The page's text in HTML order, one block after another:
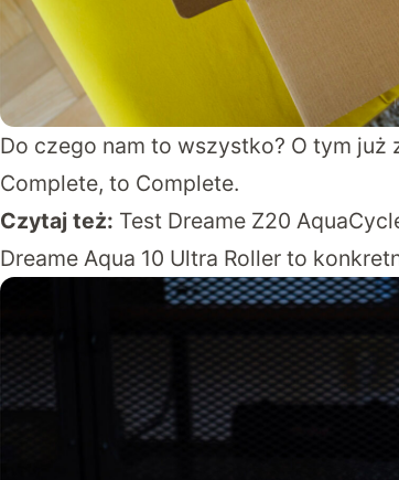
Do czego nam to wszystko? O tym
Complete, to Complete.
Czytaj też: Test Dreame Z20
Dreame Aqua 10 Ultra Roller to